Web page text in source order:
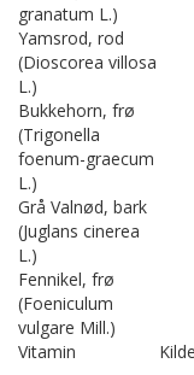
granatum L.)
Yamsrod, rod
(Dioscorea villosa
L.)
Bukkehorn, frø
(Trigonella
foenum-graecum
L.)
Grå Valnød, bark
(Juglans cinerea
L.)
Fennikel, frø
(Foeniculum
vulgare Mill.)
Vitamin Kilde